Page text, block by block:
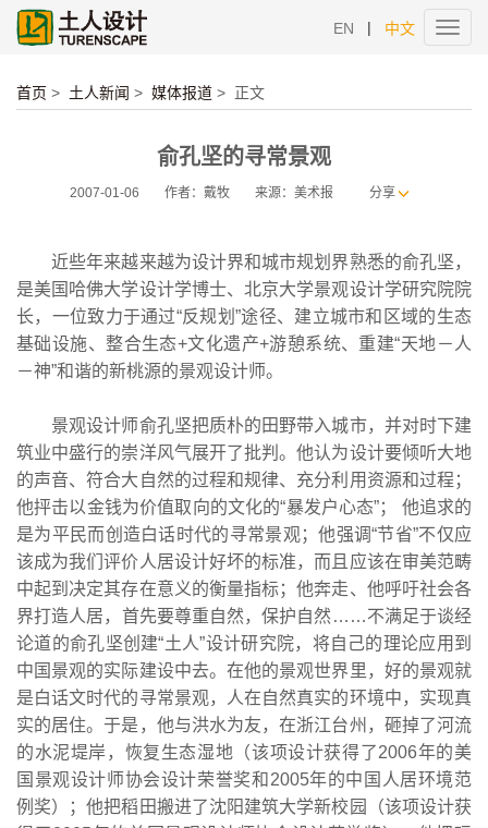
EN | 中文
首页 > 土人新闻 > 媒体报道 > 正文
俞孔坚的寻常景观
2007-01-06 作者：戴牧 来源：美术报 分享
近些年来越来越为设计界和城市规划界熟悉的俞孔坚，
是美国哈佛大学设计学博士、北京大学景观设计学研究院院
长，一位致力于通过“反规划”途径、建立城市和区域的生态
基础设施、整合生态+文化遗产+游憩系统、重建“天地－人
－神”和谐的新桃源的景观设计师。
景观设计师俞孔坚把质朴的田野带入城市，并对时下建
筑业中盛行的崇洋风气展开了批判。他认为设计要倾听大地
的声音、符合大自然的过程和规律、充分利用资源和过程；
他抨击以金钱为价值取向的文化的“暴发户心态”； 他追求的
是为平民而创造白话时代的寻常景观；他强调“节省”不仅应
该成为我们评价人居设计好坏的标准，而且应该在审美范畴
中起到决定其存在意义的衡量指标；他奔走、他呼吁社会各
界打造人居，首先要尊重自然，保护自然……不满足于谈经
论道的俞孔坚创建“土人”设计研究院，将自己的理论应用到
中国景观的实际建设中去。在他的景观世界里，好的景观就
是白话文时代的寻常景观，人在自然真实的环境中，实现真
实的居住。于是，他与洪水为友，在浙江台州，砸掉了河流
的水泥堤岸，恢复生态湿地（该项设计获得了2006年的美
国景观设计师协会设计荣誉奖和2005年的中国人居环境范
例奖）；他把稻田搬进了沈阳建筑大学新校园（该项设计获